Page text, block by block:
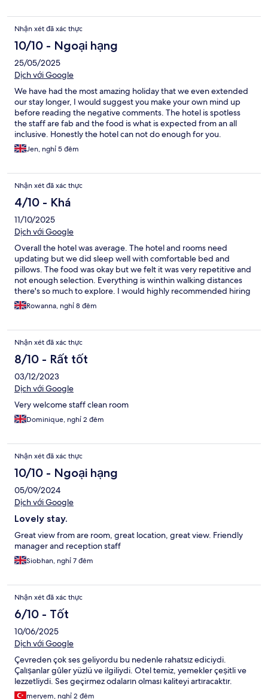
Nhận xét đã xác thực
10/10 - Ngoại hạng
25/05/2025
Dịch với Google
We have had the most amazing holiday that we even extended
our stay longer, I would suggest you make your own mind up
before reading the negative comments. The hotel is spotless
the staff are fab and the food is what is expected from an all
inclusive. Honestly the hotel can not do enough for you.
Jen, nghỉ 5 đêm
Nhận xét đã xác thực
4/10 - Khá
11/10/2025
Dịch với Google
Overall the hotel was average. The hotel and rooms need
updating but we did sleep well with comfortable bed and
pillows. The food was okay but we felt it was very repetitive and
not enough selection. Everything is winthin walking distances
there's so much to explore. I would highly recommended hiring
a buggy for the whole day. We explored 4 of the best beaches
on the island. Overall we have had an amazing holiday and will
Rowanna, nghỉ 8 đêm
Nhận xét đã xác thực
8/10 - Rất tốt
03/12/2023
Dịch với Google
Very welcome staff clean room
Dominique, nghỉ 2 đêm
Nhận xét đã xác thực
10/10 - Ngoại hạng
05/09/2024
Dịch với Google
Lovely stay.
Great view from are room, great location, great view. Friendly
manager and reception staff
Siobhan, nghỉ 7 đêm
Nhận xét đã xác thực
6/10 - Tốt
10/06/2025
Dịch với Google
Çevreden çok ses geliyordu bu nedenle rahatsız ediciydi.
Çalıṣanlar gûler yüzlü ve ilgiliydi. Otel temiz, yemekler çeṣitli ve
lezzetliydi. Ses geçirmez odaların olması kaliteyi artıracaktır.
meryem, nghỉ 2 đêm